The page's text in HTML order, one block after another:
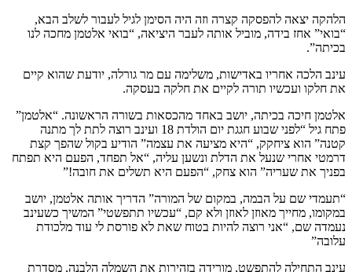
הלהקה יצאה להפסקה קצרה וזה היה הסימן לגיל לעבור לשלב הבא,
“בואי” אחז בידה, מוביל אותה לעבר היציאה, “בואי אלטמן מחכה לנו
בכיתה”.
עינב הלכה אחריו באדישות, משלימה עם מר גורלה, יודעת שהוא קיים
את חלקו ועכשיו תורה לקיים את חלקה בעסקה.
אלטמן חיכה בכיתה, יושב באחד מהכסאות בשורה הראשונה. “אלטמן”
פתח גיל “לפני שבוע חגגת יום הולדת 18 ועינב רוצה לתת לך מתנה
קטנה” הוא ציחקק, “היא מציעה את עצמה” הודיע בקול שהפך קצת
דרמטי אחרי שנעל את הדלת ונשען עליה, “אל תפחד, הפעם היא תפתח
בפניך את שעריה” הוא צחק, “הפעם היא תשלים את חובה!”
“תעמדי שם על הבמה, במקום של המורה” הדריך אותה אלטמן, יושב
במקומו, מחייך מאוזן לאוזן ולא קם, “עכשיו תתפשטי” המשיך כשעינב
נעמדה שם, “אני רוצה להיות בטוח שאת לא פורסת לי עוד מלכודת
עלובה”
עינב התחילה להתפשט, מורידה בזהירות את השמלה הלבנה, מסדרת